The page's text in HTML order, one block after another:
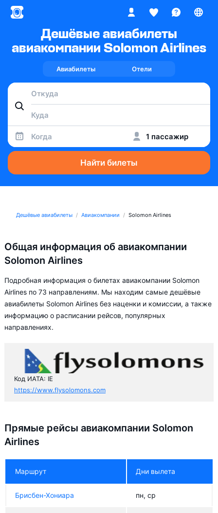
Дешёвые авиабилеты
авиакомпании Solomon Airlines
Авиабилеты Отели
Когда 1 пассажир
Найти билеты
Дешёвые авиабилеты Авиакомпании Solomon Airlines
Общая информация об авиакомпании
Solomon Airlines
Подробная информация о билетах авиакомпании Solomon
Airlines по 73 направлениям. Мы находим самые дешёвые
авиабилеты Solomon Airlines без наценки и комиссии, а также
информацию о расписании рейсов, популярных
направлениях.
Код ИАТА: IE
https://www.flysolomons.com
Прямые рейсы авиакомпании Solomon
Airlines
Маршрут Дни вылета
Брисбен-Хониара пн, ср